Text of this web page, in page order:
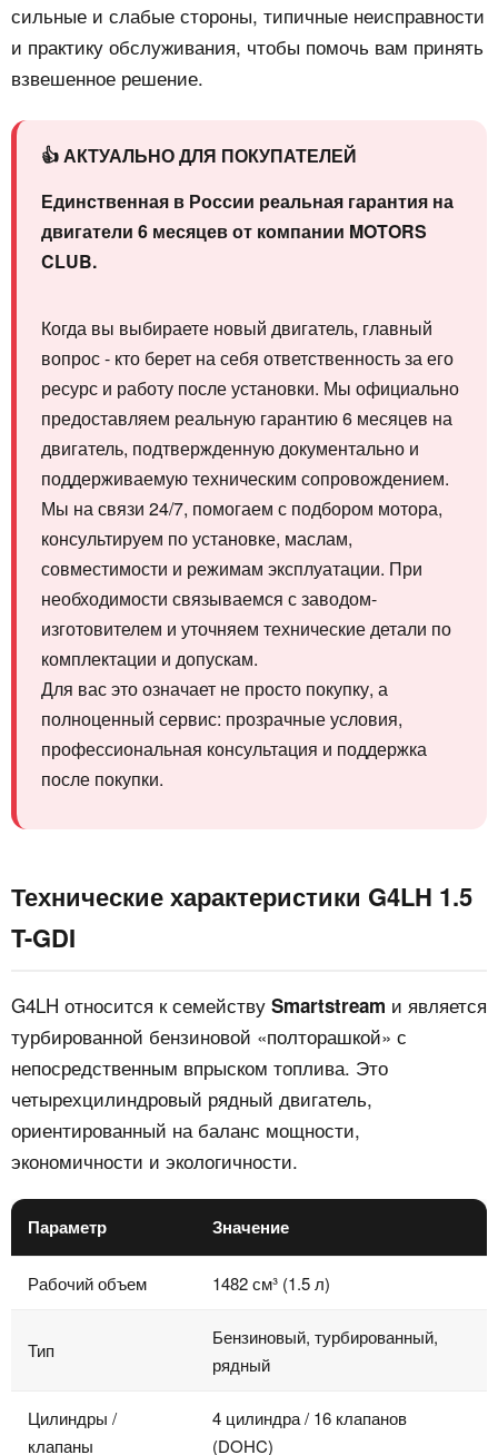
сильные и слабые стороны, типичные неисправности
и практику обслуживания, чтобы помочь вам принять
взвешенное решение.
👍 АКТУАЛЬНО ДЛЯ ПОКУПАТЕЛЕЙ
Единственная в России реальная гарантия на
двигатели 6 месяцев от компании MOTORS
CLUB.
Когда вы выбираете новый двигатель, главный
вопрос - кто берет на себя ответственность за его
ресурс и работу после установки. Мы официально
предоставляем реальную гарантию 6 месяцев на
двигатель, подтвержденную документально и
поддерживаемую техническим сопровождением.
Мы на связи 24/7, помогаем с подбором мотора,
консультируем по установке, маслам,
совместимости и режимам эксплуатации. При
необходимости связываемся с заводом-
изготовителем и уточняем технические детали по
комплектации и допускам.
Для вас это означает не просто покупку, а
полноценный сервис: прозрачные условия,
профессиональная консультация и поддержка
после покупки.
Технические характеристики G4LH 1.5
T-GDI
G4LH относится к семейству Smartstream и является
турбированной бензиновой «полторашкой» с
непосредственным впрыском топлива. Это
четырехцилиндровый рядный двигатель,
ориентированный на баланс мощности,
экономичности и экологичности.
Параметр Значение
Рабочий объем 1482 см³ (1.5 л)
Тип
Бензиновый, турбированный,
рядный
Цилиндры /
клапаны
4 цилиндра / 16 клапанов
(DOHC)